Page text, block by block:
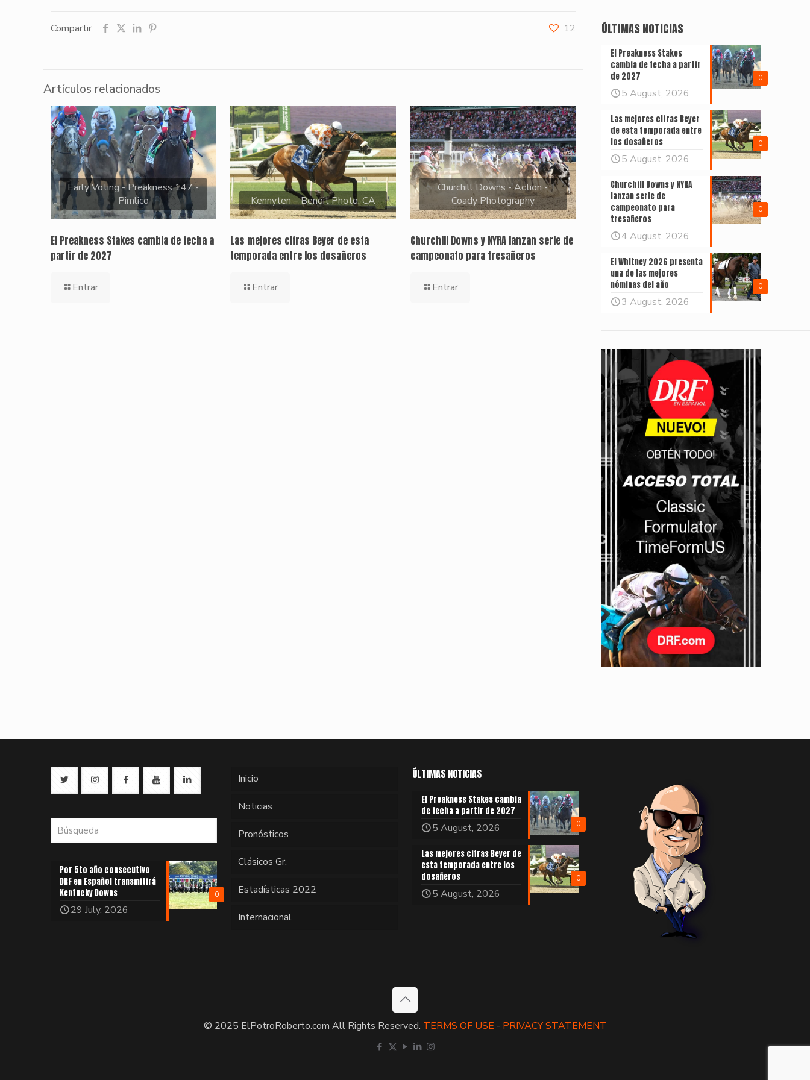
Compartir 12
Artículos relacionados
Early Voting - Preakness 147 -
Pimlico
El Preakness Stakes cambia de fecha a
partir de 2027
Entrar
Kennyten – Benoit Photo, CA
Las mejores cifras Beyer de esta
temporada entre los dosañeros
Entrar
Churchill Downs - Action -
Coady Photography
Churchill Downs y NYRA lanzan serie de
campeonato para tresañeros
Entrar
ÚLTIMAS NOTICIAS
0
El Preakness Stakes
cambia de fecha a partir
de 2027
5 August, 2026
0
Las mejores cifras Beyer
de esta temporada entre
los dosañeros
5 August, 2026
0
Churchill Downs y NYRA
lanzan serie de
campeonato para
tresañeros
4 August, 2026
0
El Whitney 2026 presenta
una de las mejores
nóminas del año
3 August, 2026
0
Por 5to año consecutivo
DRF en Español transmitirá
Kentucky Downs
29 July, 2026
Inicio
Noticias
Pronósticos
Clásicos Gr.
Estadísticas 2022
Internacional
ÚLTIMAS NOTICIAS
0
El Preakness Stakes cambia
de fecha a partir de 2027
5 August, 2026
0
Las mejores cifras Beyer de
esta temporada entre los
dosañeros
5 August, 2026
© 2025 ElPotroRoberto.com All Rights Reserved. TERMS OF USE - PRIVACY STATEMENT